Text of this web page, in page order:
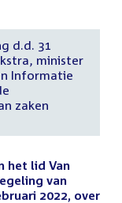
d.d. 31
minister
Informatie
zaken
het lid Van
van
2022, over